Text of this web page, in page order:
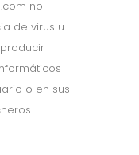
no
de virus u
o en sus